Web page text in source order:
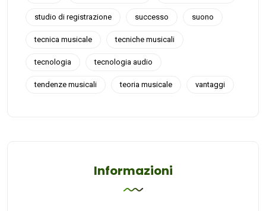
studio di registrazione successo suono
tecnica musicale tecniche musicali
tecnologia tecnologia audio
tendenze musicali teoria musicale vantaggi
Informazioni